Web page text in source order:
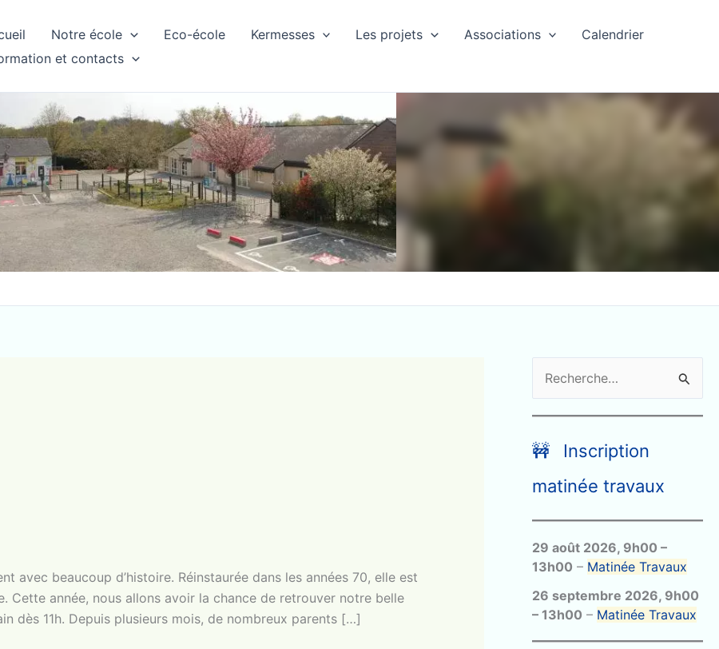
Notre école Eco-école Kermesses Les projets Associations
Calendrier
et contacts
avec beaucoup d’histoire. Réinstaurée dans les années 70, elle est
Cette année, nous allons avoir la chance de retrouver notre belle
dès 11h. Depuis plusieurs mois, de nombreux parents […]
e
c
h
r
c
h
e
r
🚧 Inscription
matinée travaux
29 août 2026, 9h00 –
13h00 – Matinée Travaux
26 septembre 2026, 9h00
– 13h00 – Matinée Travaux